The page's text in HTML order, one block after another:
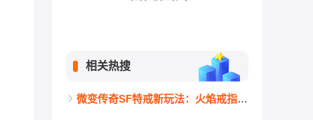
相关热搜
微变传奇SF特戒新玩法：火焰戒指配防御戒指，隐藏属性超乎想象